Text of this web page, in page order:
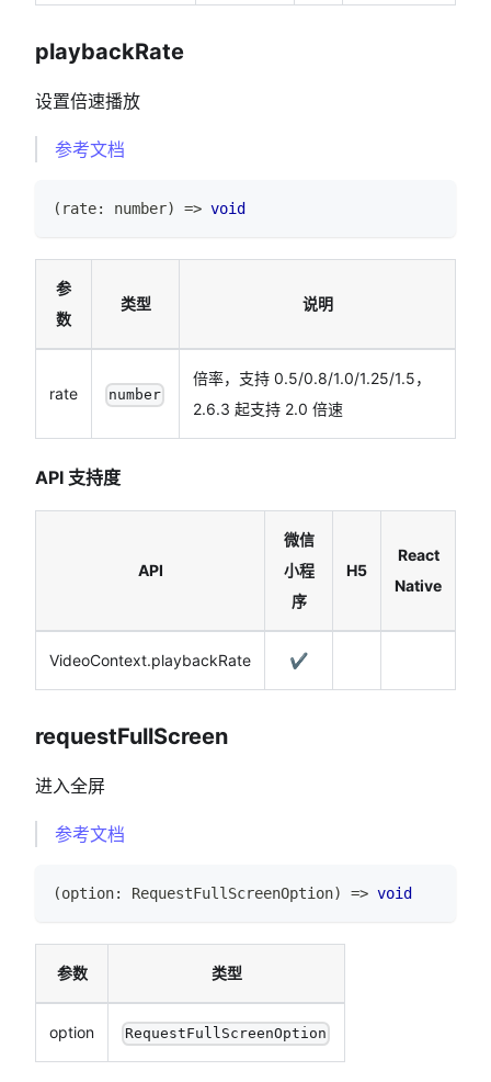
playbackRate
设置倍速播放
参考文档
( rate: number) => void
参
数
类型 说明
rate number
倍率，支持 0.5/0.8/1.0/1.25/1.5，
2.6.3 起支持 2.0 倍速
API 支持度
API
微信
小程
序
H5
React
Native
VideoContext.playbackRate ✔️
requestFullScreen
进入全屏
参考文档
(option: RequestFullScreenOption) => void
参数 类型
option RequestFullScreenOption